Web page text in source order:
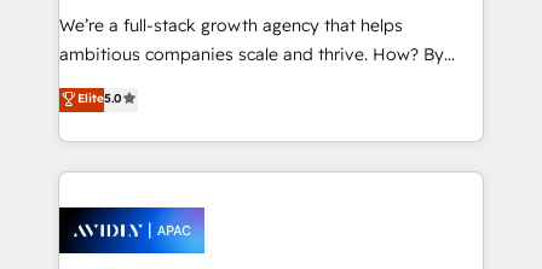
implementations, highly renowned for our business
acumen, process (re-)design experience and a
integrate HubSpot with complex solutions like SAP,
MicroSoft, custom solutions,... Our company also has
Retail execution, CPQ, customer portals and
HubSpot CMS developments. And we're champions
We’re a full-stack growth agency that helps
ambitious companies scale and thrive. How? By
upgrading and streamlining every single revenue-
generating aspect of your business. We’re proud
HubSpot Elite Solutions Partners and devout CRM
nerds who can harness HubSpot’s custom digital
experience. Working hand-in-hand with your team,
we’ll assemble a RevOps machine that drives more
Elite5.0